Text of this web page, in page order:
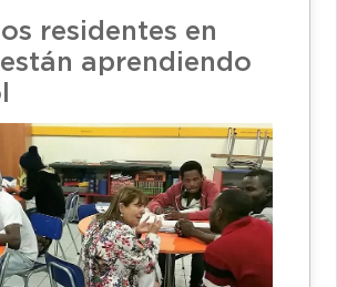
residentes en
aprendiendo